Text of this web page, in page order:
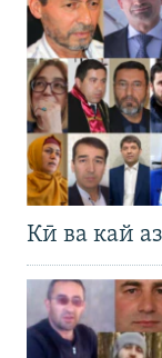
Кӣ ва кай